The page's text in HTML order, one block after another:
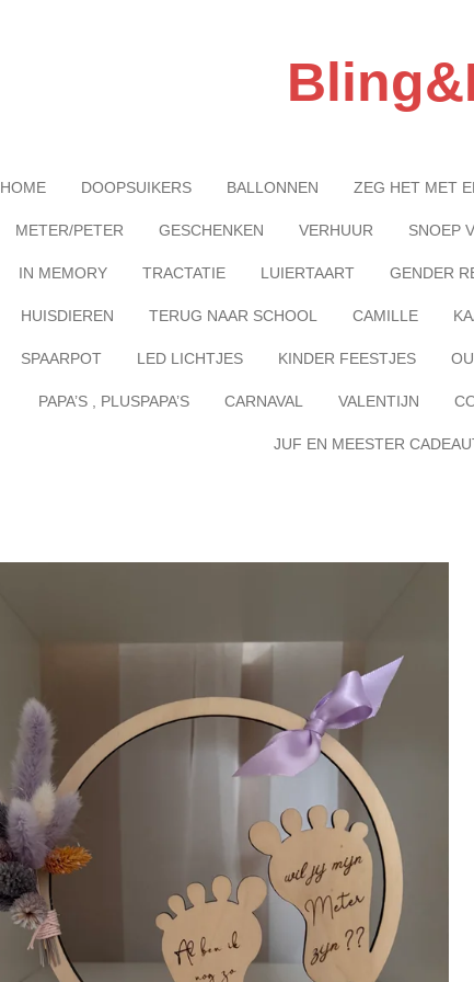
HOME DOOPSUIKERS BALLONNEN ZEG HET MET
METER/PETER GESCHENKEN VERHUUR SNOEP
IN MEMORY TRACTATIE LUIERTAART GENDER
HUISDIEREN TERUG NAAR SCHOOL CAMILLE
SPAARPOT LED LICHTJES KINDER FEESTJES
PAPA’S , PLUSPAPA’S CARNAVAL VALENTIJN
JUF EN MEESTER